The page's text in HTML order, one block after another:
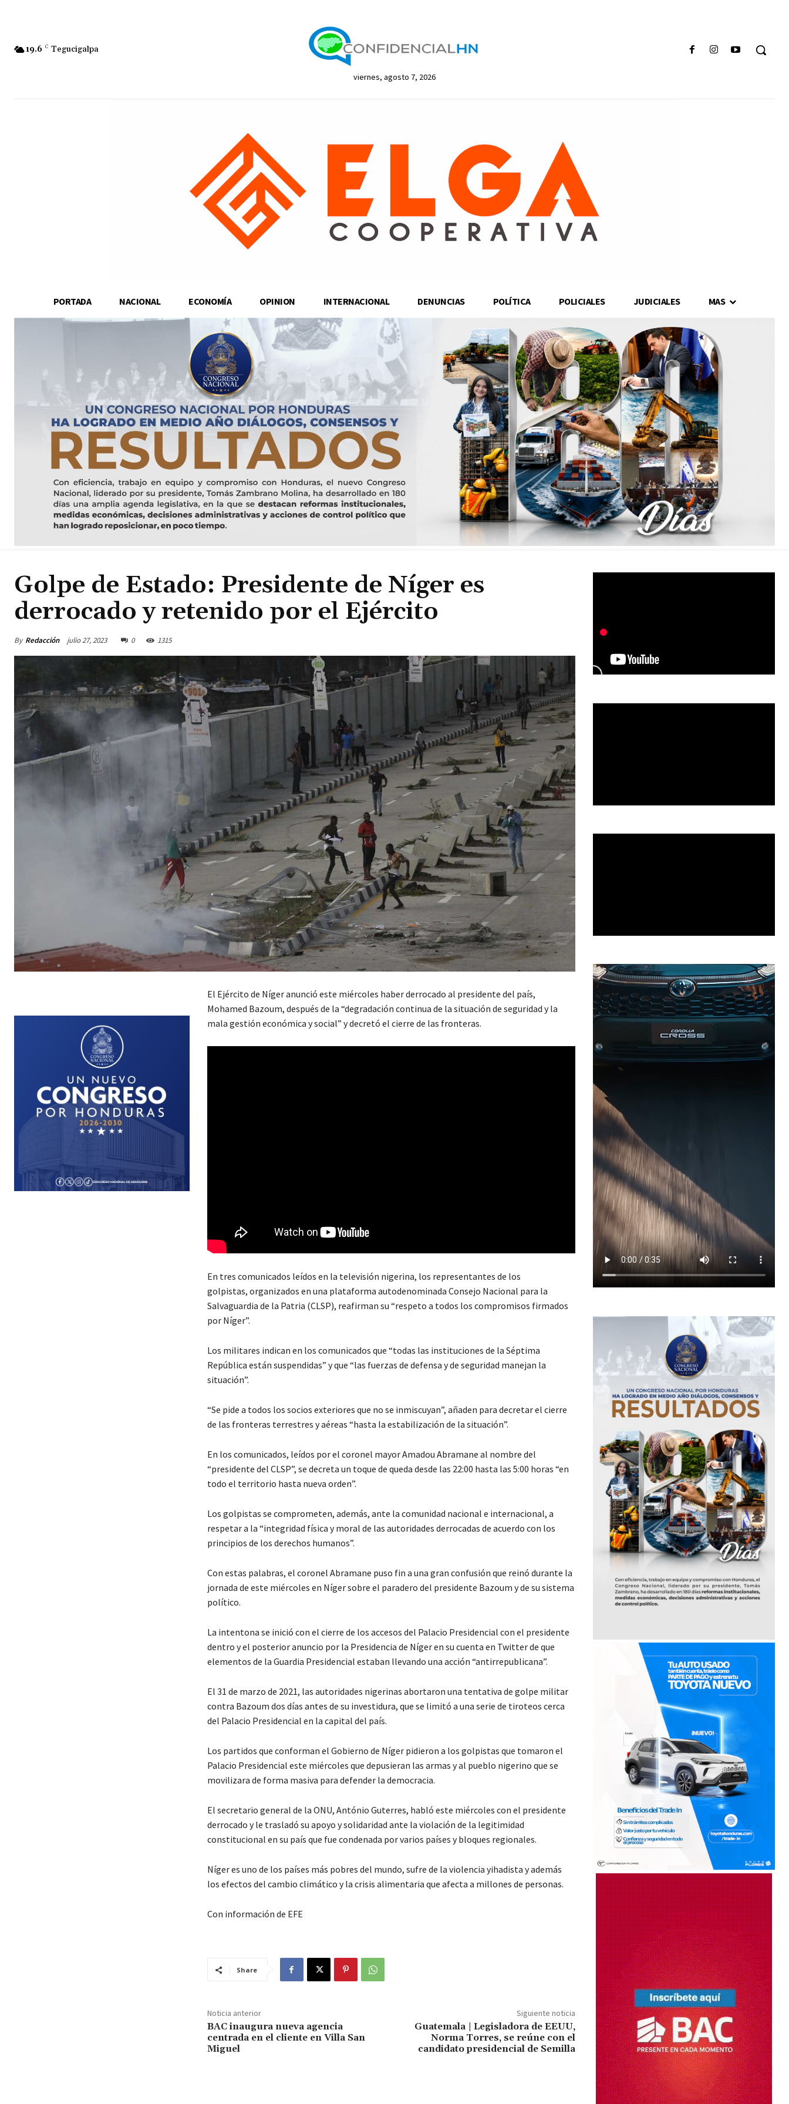
19.6 C Tegucigalpa
viernes, agosto 7, 2026
PORTADA NACIONAL ECONOMÍA OPINION INTERNACIONAL DENUNCIAS POLÍTICA POLICIALES JUDICIALES MAS
Golpe de Estado: Presidente de Níger es
derrocado y retenido por el Ejército
By Redacción julio 27, 2023 0 1315
El Ejército de Níger anunció este miércoles haber derrocado al presidente del país,
Mohamed Bazoum, después de la “degradación continua de la situación de seguridad y la
mala gestión económica y social” y decretó el cierre de las fronteras.
En tres comunicados leídos en la televisión nigerina, los representantes de los
golpistas, organizados en una plataforma autodenominada Consejo Nacional para la
Salvaguardia de la Patria (CLSP), reafirman su “respeto a todos los compromisos firmados
por Níger”.
Los militares indican en los comunicados que “todas las instituciones de la Séptima
República están suspendidas” y que “las fuerzas de defensa y de seguridad manejan la
situación”.
“Se pide a todos los socios exteriores que no se inmiscuyan”, añaden para decretar el cierre
de las fronteras terrestres y aéreas “hasta la estabilización de la situación”.
En los comunicados, leídos por el coronel mayor Amadou Abramane al nombre del
“presidente del CLSP”, se decreta un toque de queda desde las 22:00 hasta las 5:00 horas “en
todo el territorio hasta nueva orden”.
Los golpistas se comprometen, además, ante la comunidad nacional e internacional, a
respetar a la “integridad física y moral de las autoridades derrocadas de acuerdo con los
principios de los derechos humanos”.
Con estas palabras, el coronel Abramane puso fin a una gran confusión que reinó durante la
jornada de este miércoles en Níger sobre el paradero del presidente Bazoum y de su sistema
político.
La intentona se inició con el cierre de los accesos del Palacio Presidencial con el presidente
dentro y el posterior anuncio por la Presidencia de Níger en su cuenta en Twitter de que
elementos de la Guardia Presidencial estaban llevando una acción “antirrepublicana”.
El 31 de marzo de 2021, las autoridades nigerinas abortaron una tentativa de golpe militar
contra Bazoum dos días antes de su investidura, que se limitó a una serie de tiroteos cerca
del Palacio Presidencial en la capital del país.
Los partidos que conforman el Gobierno de Níger pidieron a los golpistas que tomaron el
Palacio Presidencial este miércoles que depusieran las armas y al pueblo nigerino que se
movilizara de forma masiva para defender la democracia.
El secretario general de la ONU, António Guterres, habló este miércoles con el presidente
derrocado y le trasladó su apoyo y solidaridad ante la violación de la legitimidad
constitucional en su país que fue condenada por varios países y bloques regionales.
Níger es uno de los países más pobres del mundo, sufre de la violencia yihadista y además
los efectos del cambio climático y la crisis alimentaria que afecta a millones de personas.
Con información de EFE
Share
Noticia anterior
BAC inaugura nueva agencia
centrada en el cliente en Villa San
Miguel
Siguiente noticia
Guatemala | Legisladora de EEUU,
Norma Torres, se reúne con el
candidato presidencial de Semilla